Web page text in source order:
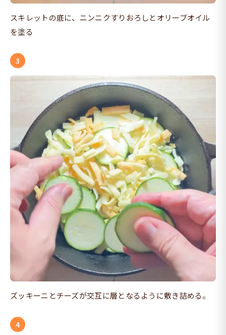
スキレットの底に、ニンニクすりおろしとオリーブオイル
を塗る
ズッキーニとチーズが交互に層となるように敷き詰める。